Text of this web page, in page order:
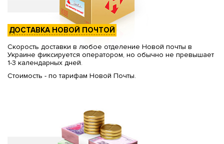
ДОСТАВКА НОВОЙ ПОЧТОЙ
Скорость доставки в любое отделение Новой почты в
Украине фиксируется оператором, но обычно не превышает
1-3 календарных дней.
Стоимость - по тарифам Новой Почты.